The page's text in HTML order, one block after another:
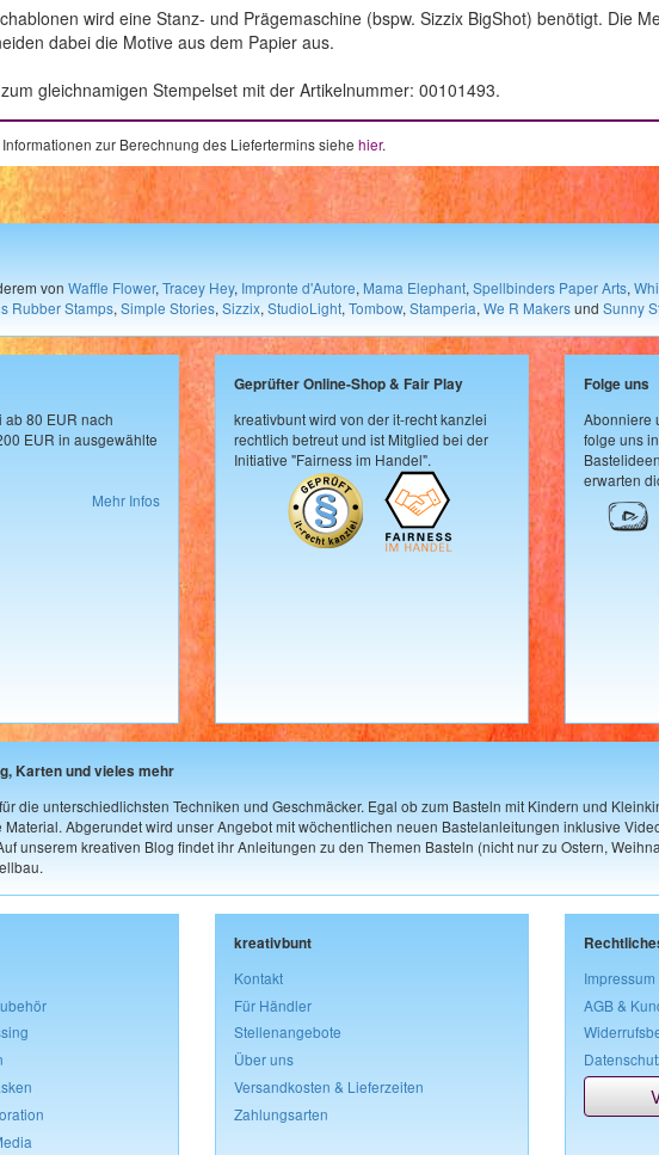
wird eine Stanz- und Prägemaschine (bspw. Sizzix BigShot) benötigt. Die
dabei die Motive aus dem Papier aus.
gleichnamigen Stempelset mit der Artikelnummer: 00101493.
zur Berechnung des Liefertermins siehe hier.
von Waffle Flower, Tracey Hey, Impronte d'Autore, Mama Elephant, Spellbinders Paper Arts,
Rubber Stamps, Simple Stories, Sizzix, StudioLight, Tombow, Stamperia, We R Makersund Sunny
ab 80 EUR nach
EUR in ausgewählte
Mehr Infos
Geprüfter Online-Shop & Fair Play
kreativbunt wird von der it-recht kanzlei
rechtlich betreut und ist Mitglied bei der
Initiative "Fairness im Handel".
Folge uns
Abonniere
folge uns
erwarten
Karten und vieles mehr
die unterschiedlichsten Techniken und Geschmäcker. Egal ob zum Basteln mit Kindern und
Abgerundet wird unser Angebot mit wöchentlichen neuen Bastelanleitungen inklusive
unserem kreativen Blog findet ihr Anleitungen zu den Themen Basteln (nicht nur zu Ostern,
kreativbunt
Kontakt
Für Händler
Stellenangebote
Über uns
Versandkosten & Lieferzeiten
Zahlungsarten
Impressum
AGB &